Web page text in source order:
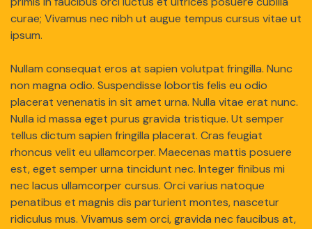
curae; Vivamus nec nibh ut augue tempus cursus vitae ut
ipsum.
Nullam consequat eros at sapien volutpat fringilla. Nunc
non magna odio. Suspendisse lobortis felis eu odio
placerat venenatis in sit amet urna. Nulla vitae erat nunc.
Nulla id massa eget purus gravida tristique. Ut semper
tellus dictum sapien fringilla placerat. Cras feugiat
rhoncus velit eu ullamcorper. Maecenas mattis posuere
est, eget semper urna tincidunt nec. Integer finibus mi
nec lacus ullamcorper cursus. Orci varius natoque
penatibus et magnis dis parturient montes, nascetur
ridiculus mus. Vivamus sem orci, gravida nec faucibus at,